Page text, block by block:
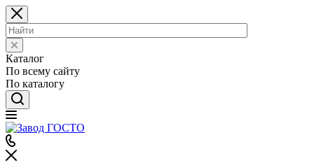
Каталог
По всему сайту
По каталогу